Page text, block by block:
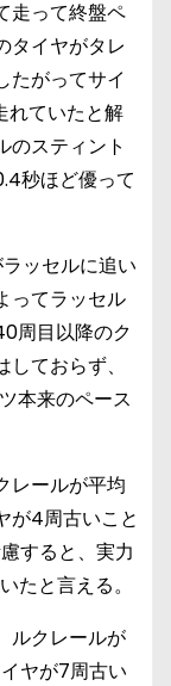
走って終盤ペ
タイヤがタレ
たがってサイ
れていたと解
のスティント
秒ほど優って
ッセルに追い
ってラッセル
周目以降のク
ておらず、
本来のペース
レールが平均
が4周古いこと
すると、実力
たと言える。
ルクレールが
ヤが7周古い